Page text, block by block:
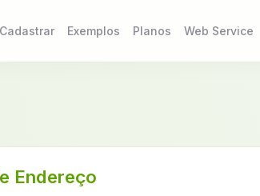
Cadastrar Exemplos Planos Web Service
Endereço